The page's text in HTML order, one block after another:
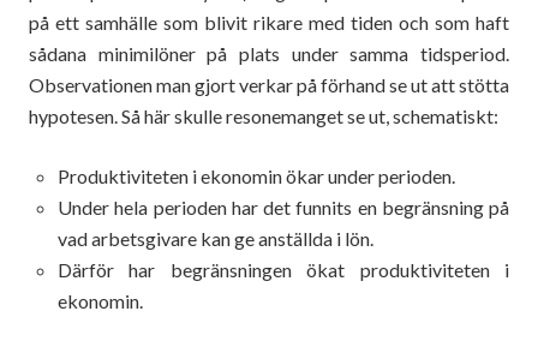
på ett samhälle som blivit rikare med tiden och som haft
sådana minimilöner på plats under samma tidsperiod.
Observationen man gjort verkar på förhand se ut att stötta
hypotesen. Så här skulle resonemanget se ut, schematiskt:
Produktiviteten i ekonomin ökar under perioden.
Under hela perioden har det funnits en begränsning på
vad arbetsgivare kan ge anställda i lön.
Därför har begränsningen ökat produktiviteten i
ekonomin.